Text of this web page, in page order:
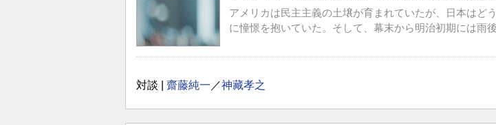
アメリカは民主主義の土壌が育まれていたが、日本はど
に憧憬を抱いていた。そして、幕末から明治初期には雨
対談 | 齋藤純一 ／神藏孝之